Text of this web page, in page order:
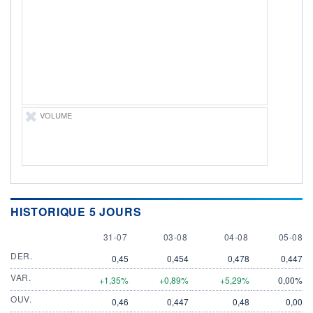
Boursobank
VOLUME
HISTORIQUE 5 JOURS
31 JULY
31-07 3 AUGUST
03-08 4 AUGUST
04-08 5
05-08
DER.
0,45 0,454 0,478
0,447
VAR.
+1,35% +0,89% +5,29%
0,00%
OUV.
0,46 0,447 0,48
0,00